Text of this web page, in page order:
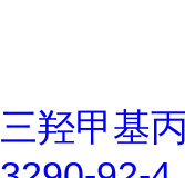
三羟甲基